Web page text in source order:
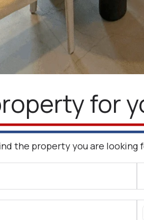
for
the property you are